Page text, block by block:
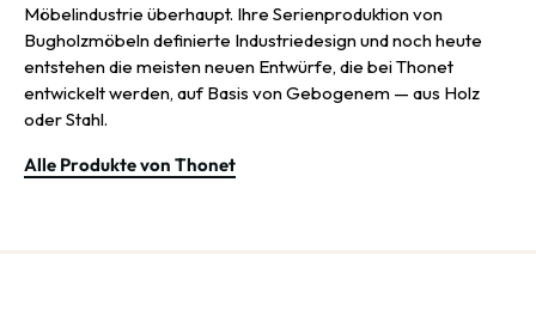
Möbelindustrie überhaupt. Ihre Serienproduktion von
Bugholzmöbeln definierte Industriedesign und noch heute
entstehen die meisten neuen Entwürfe, die bei Thonet
entwickelt werden, auf Basis von Gebogenem — aus Holz
oder Stahl.
Alle Produkte von Thonet